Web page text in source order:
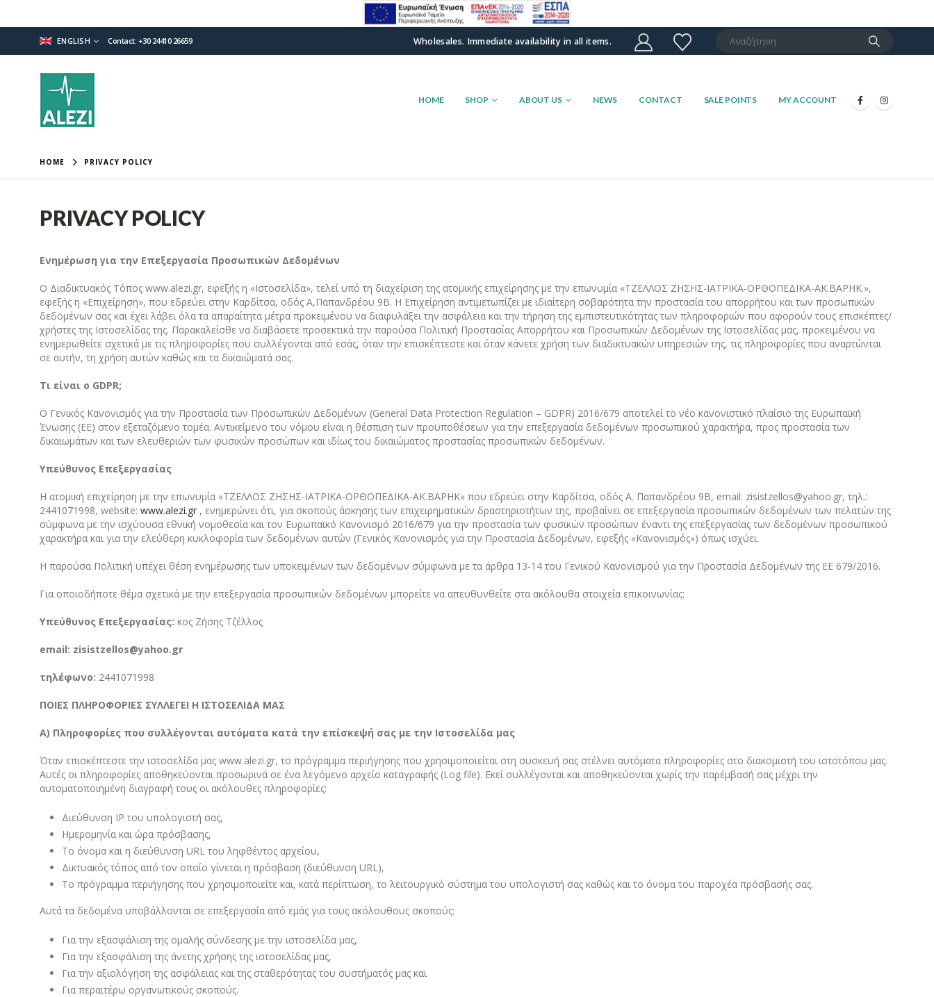
ENGLISH Contact: +30 24410 26659 Wholesales. Immediate availability in all items.
HOME SHOP ABOUT US NEWS CONTACT SALE POINTS MY ACCOUNT
HOME PRIVACY POLICY
PRIVACY POLICY
Ενημέρωση για την Επεξεργασία Προσωπικών Δεδομένων
Ο Διαδικτυακός Τόπος www.alezi.gr, εφεξής η «Ιστοσελίδα», τελεί υπό τη διαχείριση της ατομικής επιχείρησης με την επωνυμία «ΤΖΕΛΛΟΣ ΖΗΣΗΣ-ΙΑΤΡΙΚΑ-ΟΡΘΟΠΕΔΙΚΑ-ΑΚ.ΒΑΡΗΚ.»,
εφεξής η «Επιχείρηση», που εδρεύει στην Καρδίτσα, οδός Α,Παπανδρέου 9Β. H Επιχείρηση αντιμετωπίζει με ιδιαίτερη σοβαρότητα την προστασία του απορρήτου και των προσωπικών
δεδομένων σας και έχει λάβει όλα τα απαραίτητα μέτρα προκειμένου να διαφυλάξει την ασφάλεια και την τήρηση της εμπιστευτικότητας των πληροφοριών που αφορούν τους επισκέπτες/
χρήστες της Ιστοσελίδας της. Παρακαλείσθε να διαβάσετε προσεκτικά την παρούσα Πολιτική Προστασίας Απορρήτου και Προσωπικών Δεδομένων της Ιστοσελίδας μας, προκειμένου να
ενημερωθείτε σχετικά με τις πληροφορίες που συλλέγονται από εσάς, όταν την επισκέπτεστε και όταν κάνετε χρήση των διαδικτυακών υπηρεσιών της, τις πληροφορίες που αναρτώνται
σε αυτήν, τη χρήση αυτών καθώς και τα δικαιώματά σας.
Τι είναι ο GDPR;
Ο Γενικός Κανονισμός για την Προστασία των Προσωπικών Δεδομένων (General Data Protection Regulation – GDPR) 2016/679 αποτελεί το νέο κανονιστικό πλαίσιο της Ευρωπαϊκή
Ένωσης (ΕΕ) στον εξεταζόμενο τομέα. Αντικείμενο του νόμου είναι η θέσπιση των προϋποθέσεων για την επεξεργασία δεδομένων προσωπικού χαρακτήρα, προς προστασία των
δικαιωμάτων και των ελευθεριών των φυσικών προσώπων και ιδίως του δικαιώματος προστασίας προσωπικών δεδομένων.
Υπεύθυνος Επεξεργασίας
Η ατομική επιχείρηση με την επωνυμία «ΤΖΕΛΛΟΣ ΖΗΣΗΣ-ΙΑΤΡΙΚΑ-ΟΡΘΟΠΕΔΙΚΑ-ΑΚ.ΒΑΡΗΚ» που εδρεύει στην Καρδίτσα, οδός Α. Παπανδρέου 9Β, email: zisistzellos@yahoo.gr, τηλ.:
2441071998, website:www.alezi.gr , ενημερώνει ότι, για σκοπούς άσκησης των επιχειρηματικών δραστηριοτήτων της, προβαίνει σε επεξεργασία προσωπικών δεδομένων των πελατών της
σύμφωνα με την ισχύουσα εθνική νομοθεσία και τον Ευρωπαϊκό Κανονισμό 2016/679 για την προστασία των φυσικών προσώπων έναντι της επεξεργασίας των δεδομένων προσωπικού
χαρακτήρα και για την ελεύθερη κυκλοφορία των δεδομένων αυτών (Γενικός Κανονισμός για την Προστασία Δεδομένων, εφεξής «Κανονισμός») όπως ισχύει.
Η παρούσα Πολιτική υπέχει θέση ενημέρωσης των υποκειμένων των δεδομένων σύμφωνα με τα άρθρα 13-14 του Γενικού Κανονισμού για την Προστασία Δεδομένων της ΕΕ 679/2016.
Για οποιοδήποτε θέμα σχετικά με την επεξεργασία προσωπικών δεδομένων μπορείτε να απευθυνθείτε στα ακόλουθα στοιχεία επικοινωνίας:
Υπεύθυνος Επεξεργασίας: κος Ζήσης Τζέλλος
email: zisistzellos@yahoo.gr
τηλέφωνο: 2441071998
ΠΟΙΕΣ ΠΛΗΡΟΦΟΡΙΕΣ ΣΥΛΛΕΓΕΙ Η ΙΣΤΟΣΕΛΙΔΑ ΜΑΣ
Α) Πληροφορίες που συλλέγονται αυτόματα κατά την επίσκεψή σας με την Ιστοσελίδα μας
Όταν επισκέπτεστε την ιστοσελίδα μας www.alezi.gr, το πρόγραμμα περιήγησης που χρησιμοποιείται στη συσκευή σας στέλνει αυτόματα πληροφορίες στο διακομιστή του ιστοτόπου μας.
Αυτές οι πληροφορίες αποθηκεύονται προσωρινά σε ένα λεγόμενο αρχείο καταγραφής (Log file). Εκεί συλλέγονται και αποθηκεύονται χωρίς την παρέμβασή σας μέχρι την
αυτοματοποιημένη διαγραφή τους οι ακόλουθες πληροφορίες:
Διεύθυνση IP του υπολογιστή σας,
Ημερομηνία και ώρα πρόσβασης,
Το όνομα και η διεύθυνση URL του ληφθέντος αρχείου,
Δικτυακός τόπος από τον οποίο γίνεται η πρόσβαση (διεύθυνση URL),
Το πρόγραμμα περιήγησης που χρησιμοποιείτε και, κατά περίπτωση, το λειτουργικό σύστημα του υπολογιστή σας καθώς και το όνομα του παροχέα πρόσβασής σας.
Αυτά τα δεδομένα υποβάλλονται σε επεξεργασία από εμάς για τους ακόλουθους σκοπούς:
Για την εξασφάλιση της ομαλής σύνδεσης με την ιστοσελίδα μας,
Για την εξασφάλιση της άνετης χρήσης της ιστοσελίδας μας,
Για την αξιολόγηση της ασφάλειας και της σταθερότητας του συστήματός μας και
Για περαιτέρω οργανωτικούς σκοπούς.